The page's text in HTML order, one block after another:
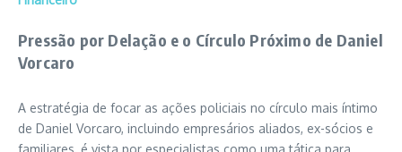
Pressão por Delação e o Círculo Próximo de Daniel
Vorcaro
A estratégia de focar as ações policiais no círculo mais íntimo
de Daniel Vorcaro, incluindo empresários aliados, ex-sócios e